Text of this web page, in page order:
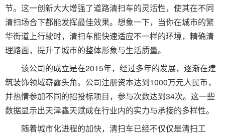
节。这一创新大大增强了道路清扫车的灵活性，使其在不同
清扫场合下都能发挥最佳效果。想象一下，当你在城市的繁
华街道上行驶时，清扫车能快速适应不一样的环境，精确清
理路面，提升了城市的整体形象与生活质量。
该公司的成立是在2015年，经过多年的发展，逐渐在建
筑装饰领域崭露头角。公司注册资本达到1000万元人民币，
并热情参加不同的招投标项目，参与次数达到34次。这一些
数据显示出天津鑫天赋成在行业内的实力与承接的多样性。
随着城市化进程的加快，清扫车已经不仅仅是清扫工